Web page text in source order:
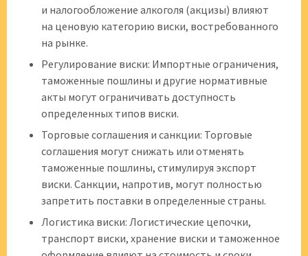
и налогообложение алкоголя (акцизы) влияют
на ценовую категорию виски, востребованного
на рынке.
Регулирование виски: Импортные ограничения,
таможенные пошлины и другие нормативные
акты могут ограничивать доступность
определенных типов виски.
Торговые соглашения и санкции: Торговые
соглашения могут снижать или отменять
таможенные пошлины, стимулируя экспорт
виски. Санкции, напротив, могут полностью
запретить поставки в определенные страны.
Логистика виски: Логистические цепочки,
транспорт виски, хранение виски и таможенное